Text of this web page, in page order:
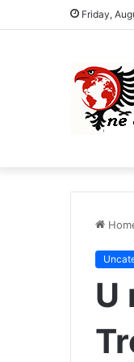
Friday,
U